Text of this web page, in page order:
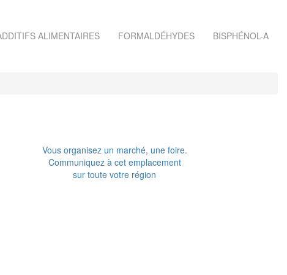
ALIMENTAIRES FORMALDÉHYDES BISPHÉNOL-A
Vous organisez un marché, une foire.
Communiquez à cet emplacement
sur toute votre région